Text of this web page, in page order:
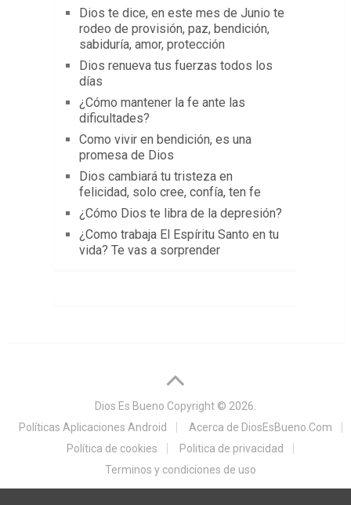
Dios te dice, en este mes de Junio te
rodeo de provisión, paz, bendición,
sabiduría, amor, protección
Dios renueva tus fuerzas todos los
días
¿Cómo mantener la fe ante las
dificultades?
Como vivir en bendición, es una
promesa de Dios
Dios cambiará tu tristeza en
felicidad, solo cree, confía, ten fe
¿Cómo Dios te libra de la depresión?
¿Como trabaja El Espíritu Santo en tu
vida? Te vas a sorprender
Dios Es Bueno Copyright © 2026.
Políticas Aplicaciones Android
Acerca de DiosEsBueno.Com
Política de cookies
Politica de privacidad
Terminos y condiciones de uso